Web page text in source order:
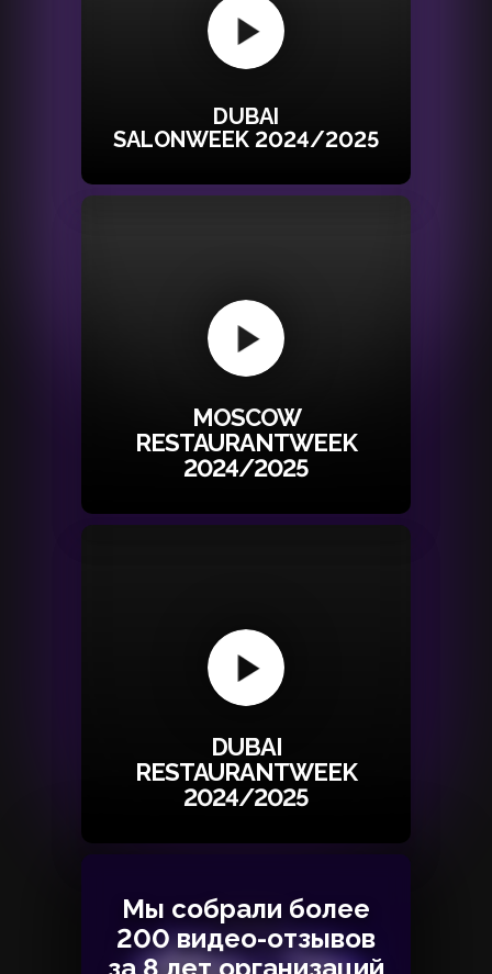
DUBAI
RESTAURANTWEEK
2024/2025
MOSCOW
RESTAURANTWEEK
2024/2025
DUBAI
SALONWEEK 2024/2025
Мы собрали более
200 видео-отзывов
Мы собрали более
200 видео-отзывов
за 8 лет организаций